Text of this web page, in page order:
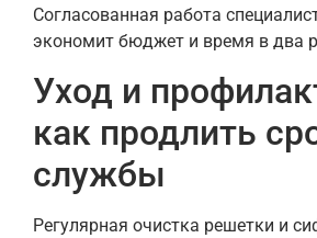
Согласованная работа
экономит бюджет и время в два
Уход и
как продлить
службы
Регулярная очистка решетки и